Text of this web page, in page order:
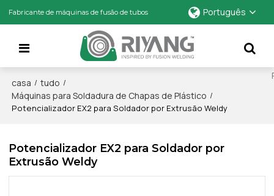
Fabricante de máquinas de fusão de tubos Português
casa / tudo /
Máquinas para Soldadura de Chapas de Plástico /
Potencializador EX2 para Soldador por Extrusão Weldy
Potencializador EX2 para Soldador por
Extrusão Weldy